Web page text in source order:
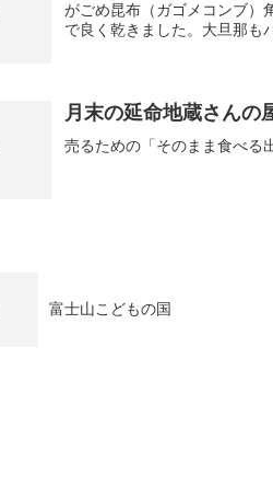
がごめ昆布（ガゴメコンブ）
で良く乾きました。大旦那も
月末の延命地蔵さんの
売るための「そのまま食べる
富士山こどもの国